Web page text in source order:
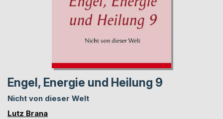
Engel, Energie und Heilung 9
Nicht von dieser Welt
Lutz Brana